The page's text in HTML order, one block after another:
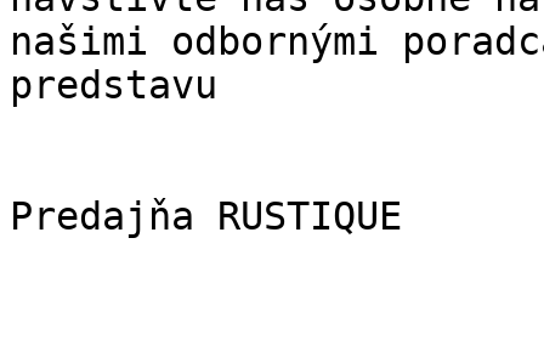
našimi odbornými
predstavu
Predajňa RUSTIQUE